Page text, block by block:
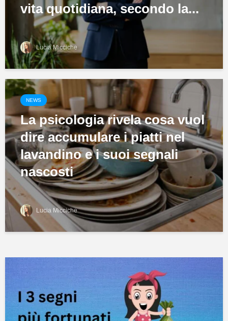
vita quotidiana, secondo la...
Lucia Micciche
NEWS
La psicologia rivela cosa vuol
dire accumulare i piatti nel
lavandino e i suoi segnali
nascosti
Lucia Micciche